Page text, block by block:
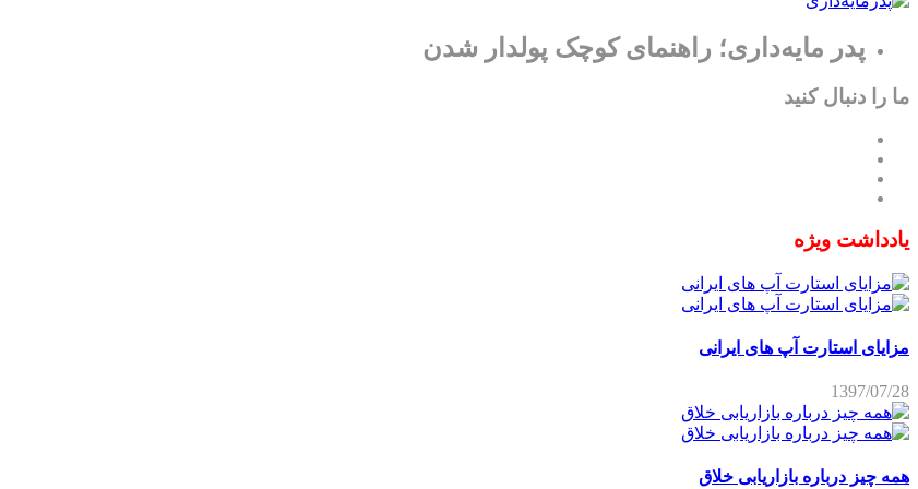
پدر مایه‌داری؛ راهنمای کوچک پولدار شدن
ما را دنبال کنید
یادداشت ویژه
مزایای استارت آپ های ایرانی
1397/07/28
همه چیز درباره بازاریابی خلاق